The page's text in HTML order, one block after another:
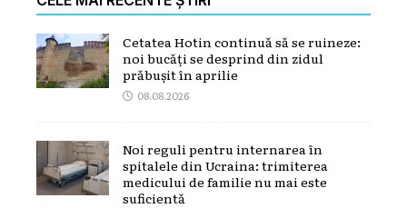
Cetatea Hotin continuă să se ruineze:
noi bucăți se desprind din zidul
prăbușit în aprilie
08.08.2026
Noi reguli pentru internarea în
spitalele din Ucraina: trimiterea
medicului de familie nu mai este
suficientă